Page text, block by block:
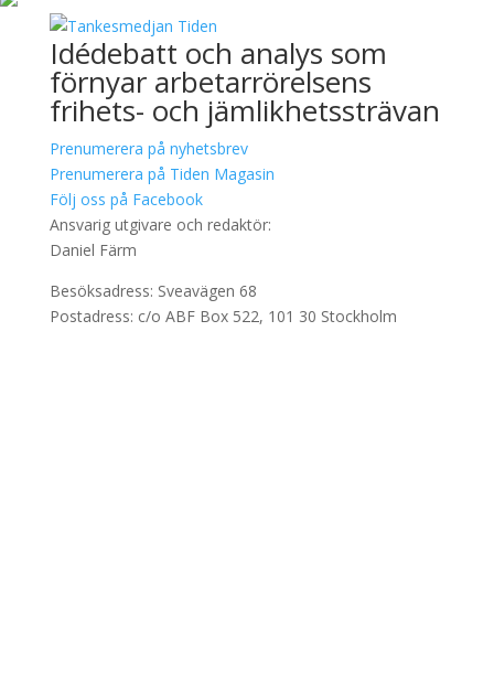
Idédebatt och analys som
förnyar arbetarrörelsens
frihets- och jämlikhetssträvan
Prenumerera på nyhetsbrev
Prenumerera på Tiden Magasin
Följ oss på Facebook
Ansvarig utgivare och redaktör:
Daniel Färm
Besöksadress: Sveavägen 68
Postadress: c/o ABF Box 522, 101 30 Stockholm